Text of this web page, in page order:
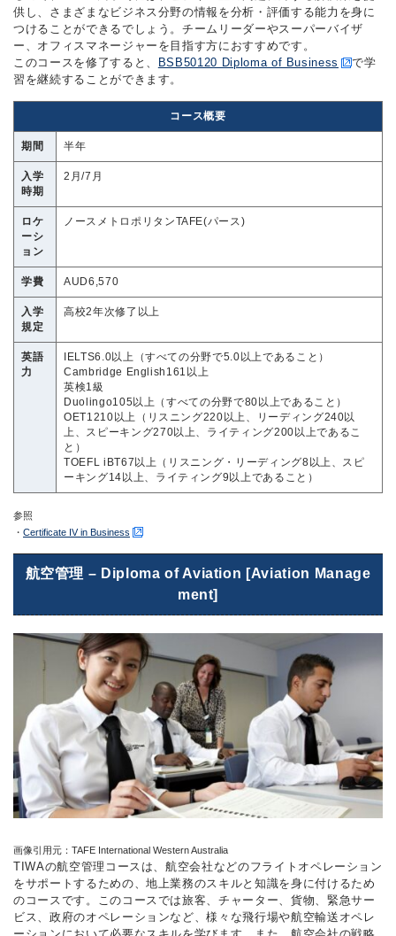
供し、さまざまなビジネス分野の情報を分析・評価する能力を身に
つけることができるでしょう。チームリーダーやスーパーバイザ
ー、オフィスマネージャーを目指す方におすすめです。
このコースを修了すると、 BSB50120 Diploma of Business
で学
習を継続することができます。
コース概要
期間 半年
入学
時期
2月/7月
ロケ
ーシ
ョン
ノースメトロポリタンTAFE(パース)
学費 AUD6,570
入学
規定
高校2年次修了以上
英語
力
IELTS6.0以上（すべての分野で5.0以上であること）
Cambridge English161以上
英検1級
Duolingo105以上（すべての分野で80以上であること）
OET1210以上（リスニング220以上、リーディング240以
上、スピーキング270以上、ライティング200以上であるこ
と）
TOEFL iBT67以上（リスニング・リーディング8以上、スピ
ーキング14以上、ライティング9以上であること）
参照
・ Certificate IV in Business
航空管理 – Diploma of Aviation [Aviation Manage
ment]
画像引用元：TAFE International Western Australia
TIWAの航空管理コースは、航空会社などのフライトオペレーション
をサポートするための、地上業務のスキルと知識を身に付けるため
のコースです。このコースでは旅客、チャーター、貨物、緊急サー
ビス、政府のオペレーションなど、様々な飛行場や航空輸送オペレ